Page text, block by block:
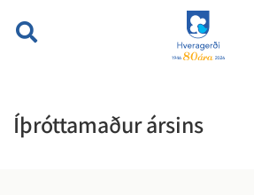
Íþróttamaður ársins